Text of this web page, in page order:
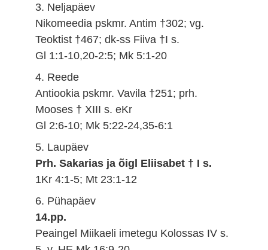
3. Neljapäev
Nikomeedia pskmr. Antim †302; vg.
Teoktist †467; dk-ss Fiiva †I s.
Gl 1:1-10,20-2:5; Mk 5:1-20
4. Reede
Antiookia pskmr. Vavila †251; prh.
Mooses † XIII s. eKr
Gl 2:6-10; Mk 5:22-24,35-6:1
5. Laupäev
Prh. Sakarias ja õigl Eliisabet † I s.
1Kr 4:1-5; Mt 23:1-12
6. Pühapäev
14.pp.
Peaingel Miikaeli imetegu Kolossas IV s.